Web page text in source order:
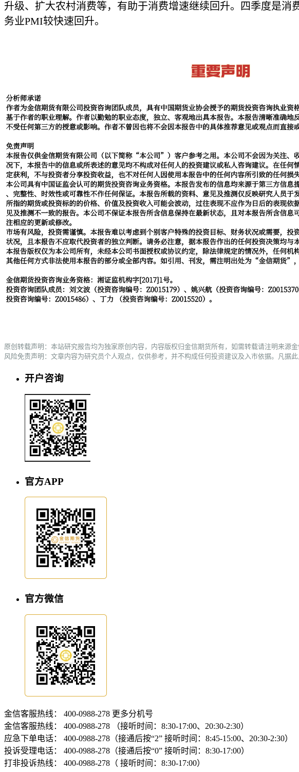
升级、扩大农村消费等，有助于消费增速继续回升。四季度是
务业PMI较快速回升。
原创转载声明：本站研究报告均为独家原创内容，内容版权归金信期货所有，如需转载请注明来源金
风险免责声明：文章内容为研究员个人观点，仅供参考，并不构成任何投资建议及入市依据。凡据
开户咨询
官方APP
官方微信
金信客服热线： 400-0988-278 更多分机号
金信客服热线：
400-0988-278 （接听时间：8:30-17:00、20:30-2:30）
应急下单电话：
400-0988-278（接通后按“2” 接听时间：8:45-15:00、20:30-2:30）
投诉受理电话：
400-0988-278（接通后按“0” 接听时间：8:30-17:00）
打非投诉热线：
400-0988-278（ 接听时间：8:30-17:00）